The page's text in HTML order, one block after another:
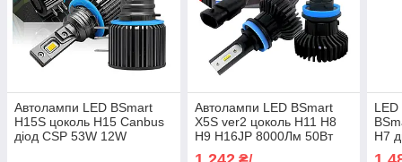
Автолампи LED BSmart
H15S цоколь H15 Canbus
діод CSP 53W 12W
Автолампи LED BSmart
X5S ver2 цоколь H11 H8
H9 H16JP 8000Лм 50Вт
LED
H7